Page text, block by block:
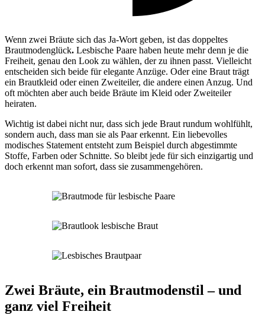
Wenn zwei Bräute sich das Ja-Wort geben, ist das doppeltes
Brautmodenglück. Lesbische Paare haben heute mehr denn je die
Freiheit, genau den Look zu wählen, der zu ihnen passt. Vielleicht
entscheiden sich beide für elegante Anzüge. Oder eine Braut trägt
ein Brautkleid oder einen Zweiteiler, die andere einen Anzug. Und
oft möchten aber auch beide Bräute im Kleid oder Zweiteiler
heiraten.
Wichtig ist dabei nicht nur, dass sich jede Braut rundum wohlfühlt,
sondern auch, dass man sie als Paar erkennt. Ein liebevolles
modisches Statement entsteht zum Beispiel durch abgestimmte
Stoffe, Farben oder Schnitte. So bleibt jede für sich einzigartig und
doch erkennt man sofort, dass sie zusammengehören.
Zwei Bräute, ein Brautmodenstil – und
ganz viel Freiheit